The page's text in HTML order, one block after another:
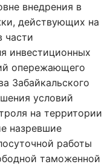
внедрения в
действующих на
части
инвестиционных
опережающего
Забайкальского
условий
на территории
назревшие
работы
таможенной